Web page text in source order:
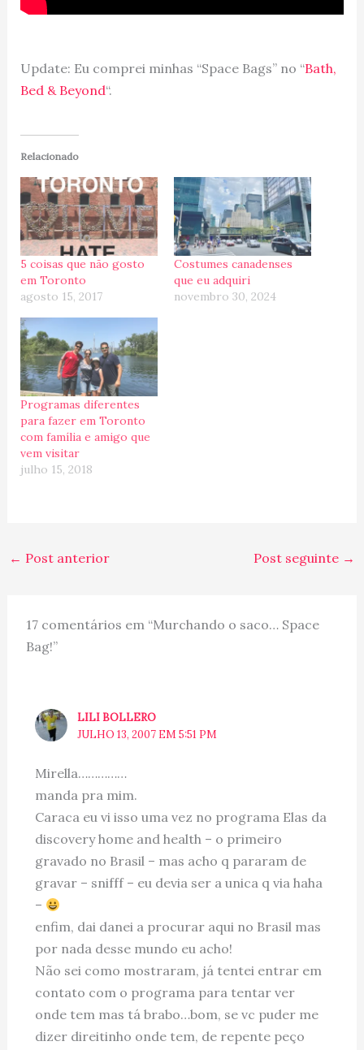
Update: Eu comprei minhas “Space Bags” no “Bath,
Bed & Beyond“.
Relacionado
5 coisas que não gosto
em Toronto
agosto 15, 2017
Costumes canadenses
que eu adquiri
novembro 30, 2024
Programas diferentes
para fazer em Toronto
com família e amigo que
vem visitar
julho 15, 2018
← Post anterior Post seguinte →
17 comentários em “Murchando o saco… Space
Bag!”
LILI BOLLERO
JULHO 13, 2007 EM 5:51 PM
Mirella……………
manda pra mim.
Caraca eu vi isso uma vez no programa Elas da
discovery home and health – o primeiro
gravado no Brasil – mas acho q pararam de
gravar – snifff – eu devia ser a unica q via haha
–
enfim, dai danei a procurar aqui no Brasil mas
por nada desse mundo eu acho!
Não sei como mostraram, já tentei entrar em
contato com o programa para tentar ver
onde tem mas tá brabo…bom, se vc puder me
dizer direitinho onde tem, de repente peço